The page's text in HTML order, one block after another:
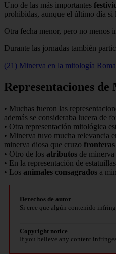
Uno de las más importantes
prohibidas, aunque el último día si
Otra fecha menor, pero no menos
Durante las jornadas también
(21) Minerva en la mitología
Representaciones
• Muchas fueron las
además se consideraba lucera de
• Otra representación mitológica
• Minerva tuvo mucha relevancia
minerva diosa que cruzo
• Otro de los atributos de
• En la representación de
• Los animales consagrados a
Derechos de autor
Si cree que algún contenido
Copyright notice
If you believe any content